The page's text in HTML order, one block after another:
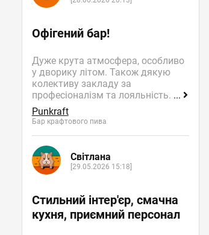
Офігений бар!
Дуже крута атмосфера, особливо
у дворику літом. Також дякую
колективу закладу за
професіоналізм та лояльність. ...
Punkraft
Бар крафтового пива
Світлана
[29.05.2026 15:18]
Стильний інтер'єр, смачна
кухня, приємний персонал